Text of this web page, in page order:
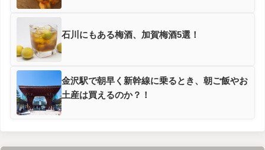
石川にもある梅酒、加賀梅酒5選！
金沢駅で朝早く新幹線に乗るとき、朝ご飯やお
土産は買えるのか？！